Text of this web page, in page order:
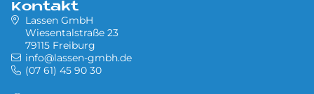
Kontakt
Lassen GmbH
Wiesentalstraße 23
79115 Freiburg
info@lassen-gmbh.de
(07 61) 45 90 30